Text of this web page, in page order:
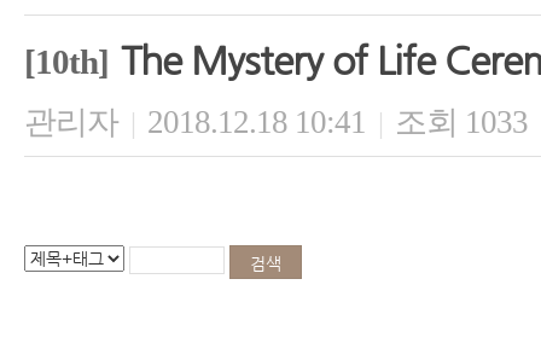
[10th] The Mystery of Life
관리자 | 2018.12.18 10:41 | 조회 1033